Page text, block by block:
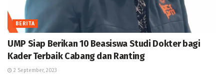
BERITA
UMP Siap Berikan 10 Beasiswa Studi Dokter bagi
Kader Terbaik Cabang dan Ranting
2 September, 2023